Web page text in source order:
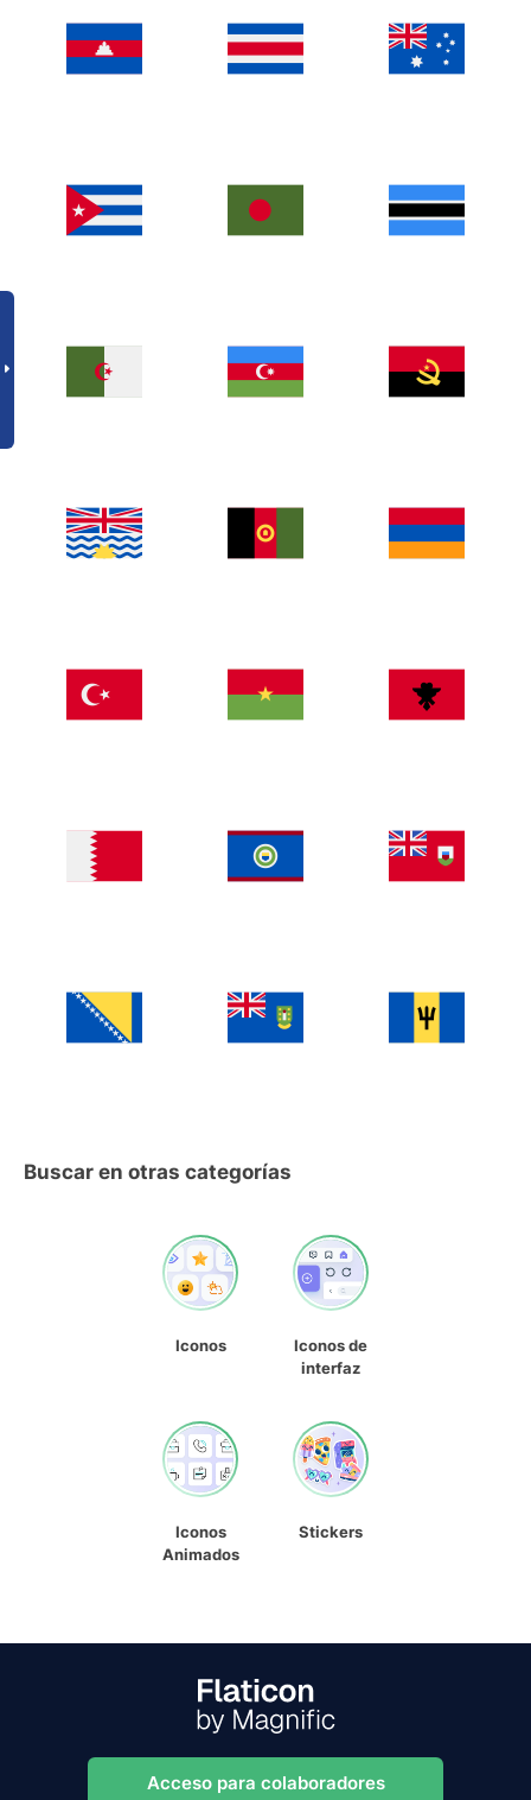
Buscar en otras categorías
Iconos
Iconos de
interfaz
Iconos
Animados
Stickers
Acceso para colaboradores